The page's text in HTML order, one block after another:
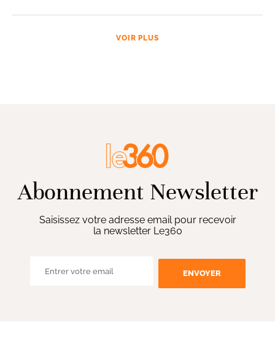
VOIR PLUS
Abonnement Newsletter
Saisissez votre adresse email pour recevoir
la newsletter Le360
ENVOYER